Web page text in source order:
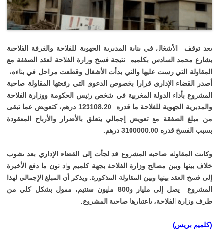
بعد توقف الأشغال في بناية المديرية الجهوية للفلاحة والغرفة الفلاحية
بشارع محمد السادس بكلميم نتيجة فسخ وزارة الفلاحة لعقد الصفقة مع
المقاولة التي رست عليها والتي بدأت الأشغال وقطعت مراحل في بناءه،
أصدر القضاء الإداري قرارا بخصوص الدعوى التي رفعتها المقاولة صاحبة
المشروع بأداء الدولة المغربية في شخص رئيس الحكومة ووزارة الفلاحة
والمديرية الجهوية للفلاحة ما قدره 123108.20 درهم، كتعويض عما تبقى
من مبلغ الصفقة مع تعويض إجمالي يتعلق بالأضرار والأرباح المفقودة
بسبب الفسخ قدره 3100000.00 درهم.
وكانت المقاولة صاحبة المشروع قد لجأت إلى القضاء الإداري بعد نشوب
خلاف بينها وبين مصالح وزارة الفلاحة بجهة كلميم واد نون ما دفع الأخيرة
إلى فسخ العقد بينها وبين المقاولة المذكورة. ويذكر أن المبلغ الإجمالي لهذا
المشروع يصل إلى مليار و800 مليون سنتيم، ممول بشكل كلي من
طرف وزارة الفلاحة، باعتبارها صاحبة المشروع.
(كلميم بريس)